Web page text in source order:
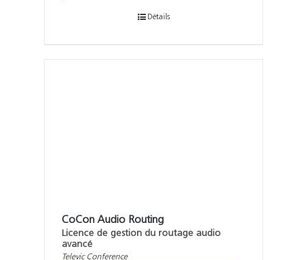
Détails
CoCon Audio Routing
Licence de gestion du routage audio
avancé
Televic Conference